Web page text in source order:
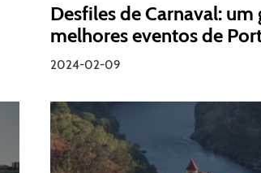
Desfiles de Carnaval: um
melhores eventos de
2024-02-09